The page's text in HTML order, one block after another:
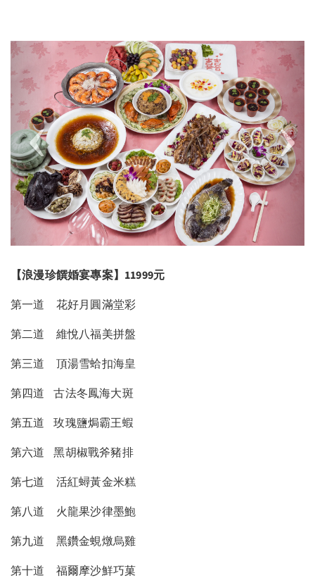
Previous Next
【浪漫珍饌婚宴專案】11999元
第一道 花好月圓滿堂彩
第二道 維悅八福美拼盤
第三道 頂湯雪蛤扣海皇
第四道 古法冬鳳海大斑
第五道 玫瑰鹽焗霸王蝦
第六道 黑胡椒戰斧豬排
第七道 活紅蟳黃金米糕
第八道 火龍果沙律墨鮑
第九道 黑鑽金蜆燉烏雞
第十道 福爾摩沙鮮巧菓